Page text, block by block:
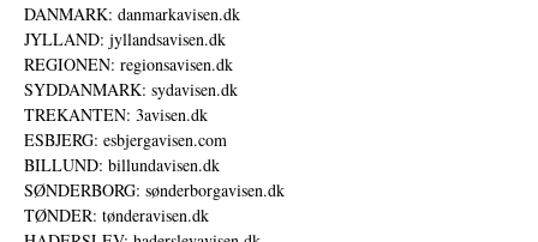
DANMARK: danmarkavisen.dk
JYLLAND: jyllandsavisen.dk
REGIONEN: regionsavisen.dk
SYDDANMARK: sydavisen.dk
TREKANTEN: 3avisen.dk
ESBJERG: esbjergavisen.com
BILLUND: billundavisen.dk
SØNDERBORG: sønderborgavisen.dk
TØNDER: tønderavisen.dk